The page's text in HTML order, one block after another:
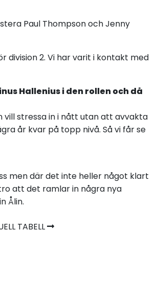
Paul Thompson och Jenny
2. Vi har varit i kontakt med
Hallenius i den rollen och då
stressa in i nått utan att avvakta
år kvar på topp nivå. Så vi får se
men där det inte heller något klart
att det ramlar in några nya
Ålin.
TABELL